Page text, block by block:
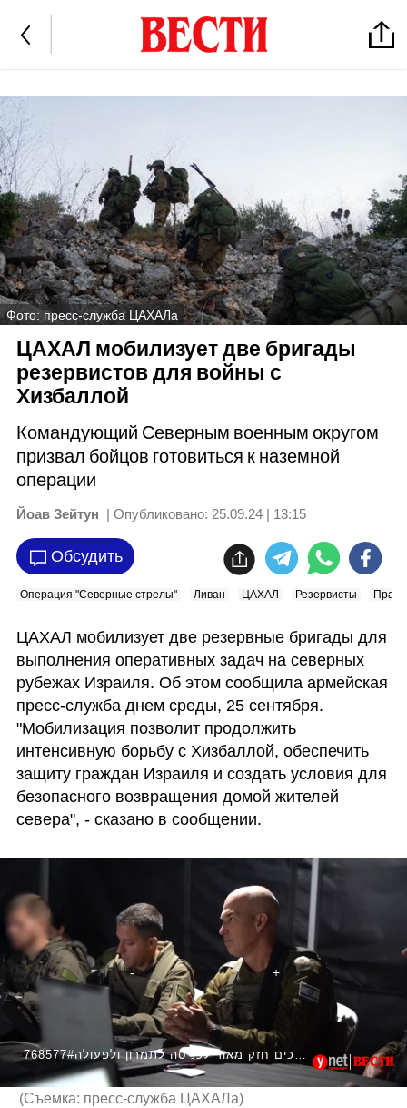
Фото: пресс-служба ЦАХАЛа
ЦАХАЛ мобилизует две бригады
резервистов для войны с
Хизбаллой
Командующий Северным военным округом
призвал бойцов готовиться к наземной
операции
Йоав Зейтун | Опубликовано: 25.09.24 | 13:15
Обсудить
Операция "Северные стрелы" Ливан ЦАХАЛ Резервисты
ЦАХАЛ мобилизует две резервные бригады для
выполнения оперативных задач на северных
рубежах Израиля. Об этом сообщила армейская
пресс-служба днем среды, 25 сентября.
"Мобилизация позволит продолжить
интенсивную борьбу с Хизбаллой, обеспечить
защиту граждан Израиля и создать условия для
безопасного возвращения домой жителей
севера", - сказано в сообщении.
(Съемка: пресс-служба ЦАХАЛа)